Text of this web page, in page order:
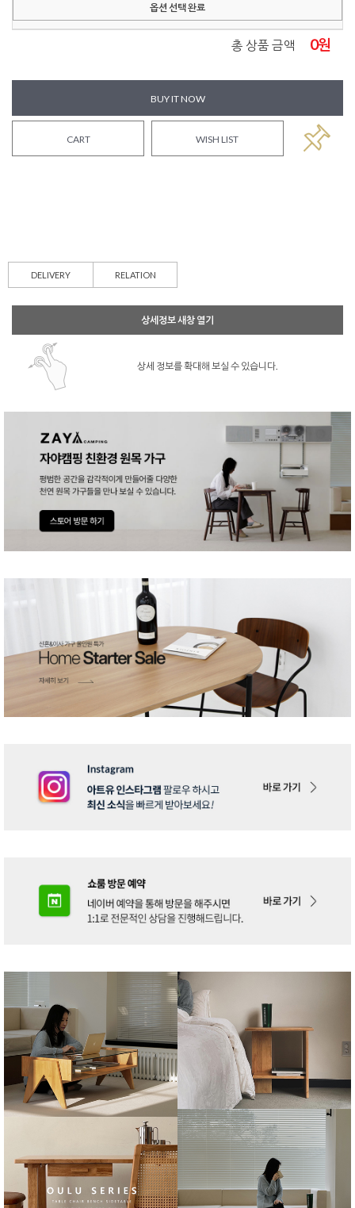
옵션 선택 완료
총 상품 금액 0원
BUY IT NOW
CART WISH LIST
DELIVERY RELATION
상세정보 새창 열기
상세 정보를 확대해 보실 수 있습니다.